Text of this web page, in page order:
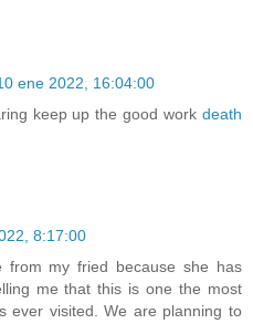
ene 2022, 16:04:00
keep up the good work death
8:17:00
from my fried because she has
me that this is one the most
ever visited. We are planning to